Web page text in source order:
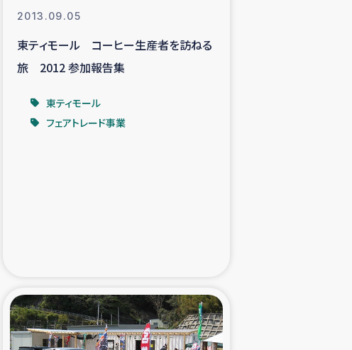
済自立支援事業
の食料支援と農家生産支援
した女性グループの生計支援
小規模紅茶農家支援
シ郡でのコーヒー畑改善事業
2013.09.05
東ティモール コーヒー生産者を訪ねる
旅 2012 参加報告集
東ティモール
フェアトレード事業